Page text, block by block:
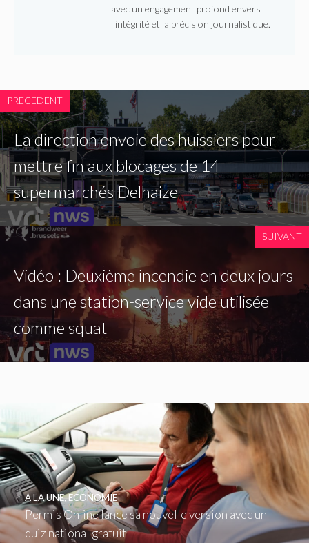
avec un engagement profond envers
l'intégrité et la précision journalistique.
PRECEDENT
La direction envoie des huissiers pour
mettre fin aux blocages de 14
supermarchés Delhaize
SUIVANT
Vidéo : Deuxième incendie en deux jours
dans une station-service vide utilisée
comme squat
Permis Online lance sa nouvelle version avec un
quiz national gratuit
À LA UNE,ECONOMIE